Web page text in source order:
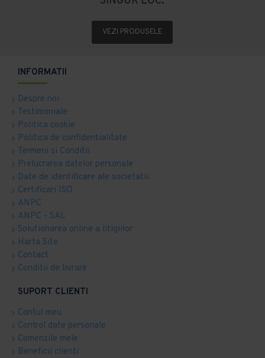
VEZI PRODUSELE
INFORMATII
Despre noi
Testimoniale
Politica cookie
Politica de confidentialitate
Termeni si Conditii
Prelucrarea datelor personale
Date de identificare ale societatii
Certificari ISO
ANPC
ANPC - SAL
Solutionarea online a litigiilor
Harta Site
Contact
Conditii de livrare
SUPORT CLIENTI
Contul meu
Control date personale
Comenzile mele
Beneficii clienti